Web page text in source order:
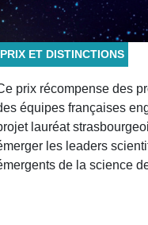
PRIX ET DISTINCTIONS
prix récompense des
équipes françaises
lauréat
les leaders
de la science